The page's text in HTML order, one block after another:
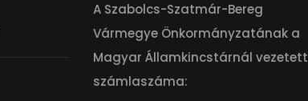
A Szabolcs-Szatmár-Bereg
Vármegye Önkormányzatának a
Magyar Államkincstárnál vezetett
számlaszáma: